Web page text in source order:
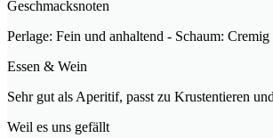
Geschmacksnoten
Perlage: Fein und anhaltend - Schaum:
Essen & Wein
Sehr gut als Aperitif, passt zu Krustentieren
Weil es uns gefällt